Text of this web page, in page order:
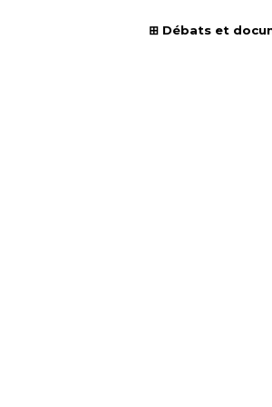
Débats et